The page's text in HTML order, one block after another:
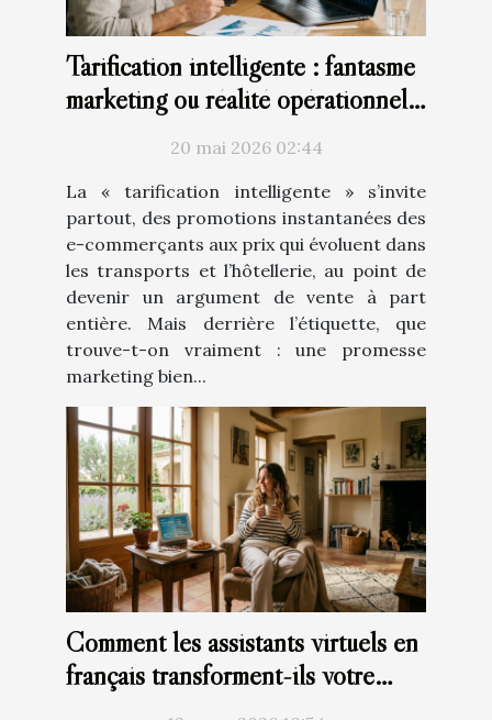
Tarification intelligente : fantasme
marketing ou réalité opérationnelle
20 mai 2026 02:44
La « tarification intelligente » s’invite
partout, des promotions instantanées des
e-commerçants aux prix qui évoluent dans
les transports et l’hôtellerie, au point de
devenir un argument de vente à part
entière. Mais derrière l’étiquette, que
trouve-t-on vraiment : une promesse
marketing bien...
Comment les assistants virtuels en
français transforment-ils votre